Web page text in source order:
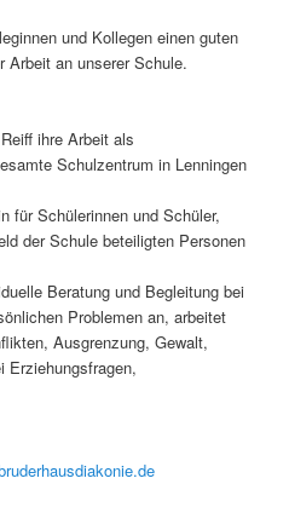
und Kollegen einen guten
Arbeit an unserer Schule.
ihre Arbeit als
Schulzentrum in Lenningen
für Schülerinnen und Schüler,
der Schule beteiligten Personen
Beratung und Begleitung bei
Problemen an, arbeitet
Ausgrenzung, Gewalt,
Erziehungsfragen,